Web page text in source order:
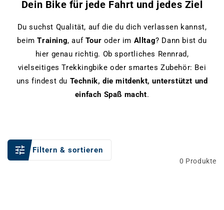
Dein Bike für jede Fahrt und jedes Ziel
Du suchst Qualität, auf die du dich verlassen kannst,
beimTraining, auf Tour oder im Alltag? Dann bist du
hier genau richtig. Ob sportliches Rennrad,
vielseitiges Trekkingbike oder smartes Zubehör: Bei
uns findest du Technik, die mitdenkt, unterstützt und
einfach Spaß macht.
Filtern & sortieren
0 Produkte